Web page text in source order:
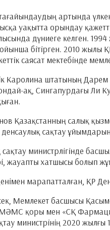
артында
уақытта орындау
дүниеге келген.
бітірген. 2010 жылы
саясат мектебінде
Каролина штатының Дарем
ақ, Сингапурдағы Ли
Қазақстанның салық
сақтау
министрлігінде
жауапты хатшысы болып
марапатталған, ҚР
Мемлекет басшысы
қоры мен «СҚ
министрінің 2020 жылғы